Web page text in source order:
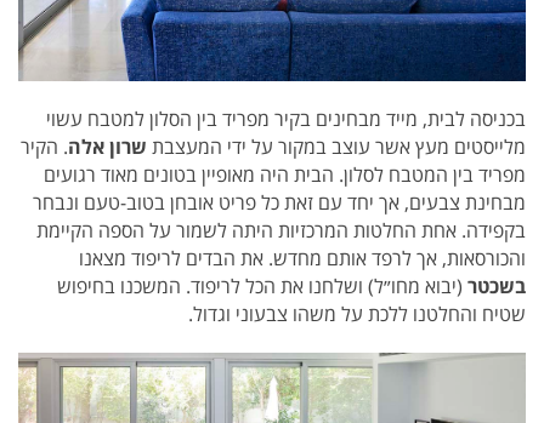
בכניסה לבית, מייד מבחינים בקיר מפריד בין הסלון למטבח עשוי
מלייסטים מעץ אשר עוצב במקור על ידי המעצבת שרון אלה. הקיר
מפריד בין המטבח לסלון. הבית היה מאופיין בטונים מאוד רגועים
מבחינת צבעים, אך יחד עם זאת כל פריט אובחן בטוב-טעם ונבחר
בקפידה. אחת החלטות המרכזיות היתה לשמור על הספה הקיימת
והכורסאות, אך לרפד אותם מחדש. את הבדים לריפוד מצאנו
בשכטר (יבוא מחו״ל) ושלחנו את הכל לריפוד. המשכנו בחיפוש
שטיח והחלטנו ללכת על משהו צבעוני וגדול.